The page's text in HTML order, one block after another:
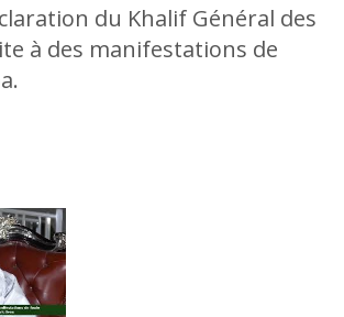
du Khalif Général des
à des manifestations de